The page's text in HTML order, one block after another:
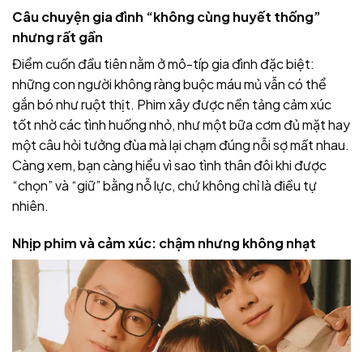
Câu chuyện gia đình “không cùng huyết thống”
nhưng rất gần
Điểm cuốn đầu tiên nằm ở mô-típ gia đình đặc biệt:
những con người không ràng buộc máu mủ vẫn có thể
gắn bó như ruột thịt. Phim xây được nền tảng cảm xúc
tốt nhờ các tình huống nhỏ, như một bữa cơm đủ mặt hay
một câu hỏi tưởng đùa mà lại chạm đúng nỗi sợ mất nhau.
Càng xem, bạn càng hiểu vì sao tình thân đôi khi được
“chọn” và “giữ” bằng nỗ lực, chứ không chỉ là điều tự
nhiên.
Nhịp phim và cảm xúc: chậm nhưng không nhạt